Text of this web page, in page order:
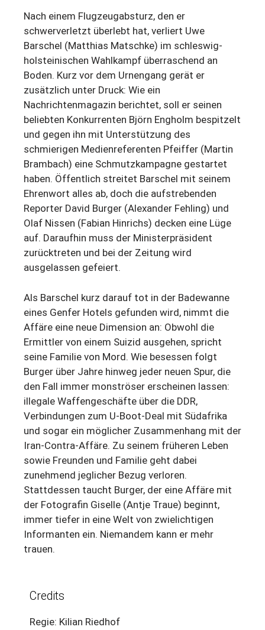
Nach einem Flugzeugabsturz, den er
schwerverletzt überlebt hat, verliert Uwe
Barschel (Matthias Matschke) im schleswig-
holsteinischen Wahlkampf überraschend an
Boden. Kurz vor dem Urnengang gerät er
zusätzlich unter Druck: Wie ein
Nachrichtenmagazin berichtet, soll er seinen
beliebten Konkurrenten Björn Engholm bespitzelt
und gegen ihn mit Unterstützung des
schmierigen Medienreferenten Pfeiffer (Martin
Brambach) eine Schmutzkampagne gestartet
haben. Öffentlich streitet Barschel mit seinem
Ehrenwort alles ab, doch die aufstrebenden
Reporter David Burger (Alexander Fehling) und
Olaf Nissen (Fabian Hinrichs) decken eine Lüge
auf. Daraufhin muss der Ministerpräsident
zurücktreten und bei der Zeitung wird
ausgelassen gefeiert.
Als Barschel kurz darauf tot in der Badewanne
eines Genfer Hotels gefunden wird, nimmt die
Affäre eine neue Dimension an: Obwohl die
Ermittler von einem Suizid ausgehen, spricht
seine Familie von Mord. Wie besessen folgt
Burger über Jahre hinweg jeder neuen Spur, die
den Fall immer monströser erscheinen lassen:
illegale Waffengeschäfte über die DDR,
Verbindungen zum U-Boot-Deal mit Südafrika
und sogar ein möglicher Zusammenhang mit der
Iran-Contra-Affäre. Zu seinem früheren Leben
sowie Freunden und Familie geht dabei
zunehmend jeglicher Bezug verloren.
Stattdessen taucht Burger, der eine Affäre mit
der Fotografin Giselle (Antje Traue) beginnt,
immer tiefer in eine Welt von zwielichtigen
Informanten ein. Niemandem kann er mehr
trauen.
Credits
Regie: Kilian Riedhof